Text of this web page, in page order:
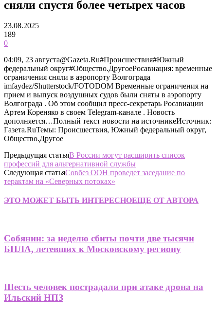
сняли спустя более четырех часов
23.08.2025
189
0
04:09, 23 августа@Gazeta.Ru#Происшествия#Южный
федеральный округ#Общество.ДругоеРосавиация: временные
ограничения сняли в аэропорту Волгограда
imfaydez/Shutterstock/FOTODOM Временные ограничения на
прием и выпуск воздушных судов были сняты в аэропорту
Волгограда . Об этом сообщил пресс-секретарь Росавиации
Артем Кореняко в своем Telegram-канале . Новость
дополняется…Полный текст новости на источникеИсточник:
Газета.RuТемы: Происшествия, Южный федеральный округ,
Общество.Другое
Предыдущая статьяВ России могут расширить список
профессий для альтернативной службы
Следующая статьяСовбез ООН проведет заседание по
терактам на «Северных потоках»
ЭТО МОЖЕТ БЫТЬ ИНТЕРЕСНОЕЩЕ ОТ АВТОРА
Собянин: за неделю сбиты почти две тысячи
БПЛА, летевших к Московскому региону
Шесть человек пострадали при атаке дрона на
Ильский НПЗ